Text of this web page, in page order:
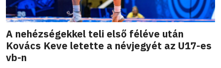
A nehézségekkel teli első féléve után
Kovács Keve letette a névjegyét az U17-es
vb-n